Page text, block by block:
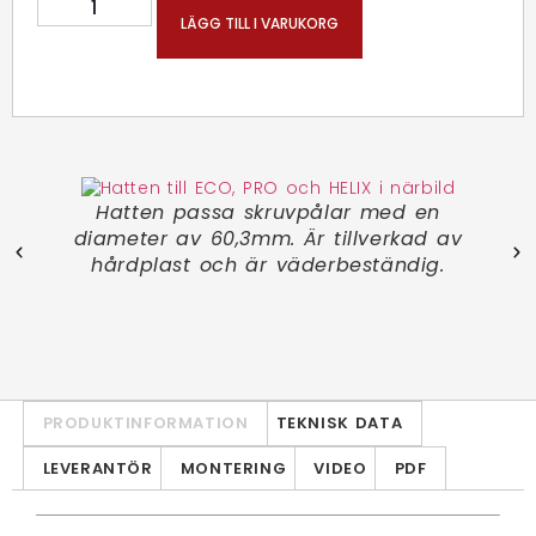
LÄGG TILL I VARUKORG
Hatten passa skruvpålar med en
diameter av 60,3mm. Är tillverkad av
hårdplast och är väderbeständig.
PRODUKTINFORMATION
TEKNISK DATA
LEVERANTÖR
MONTERING VIDEO PDF